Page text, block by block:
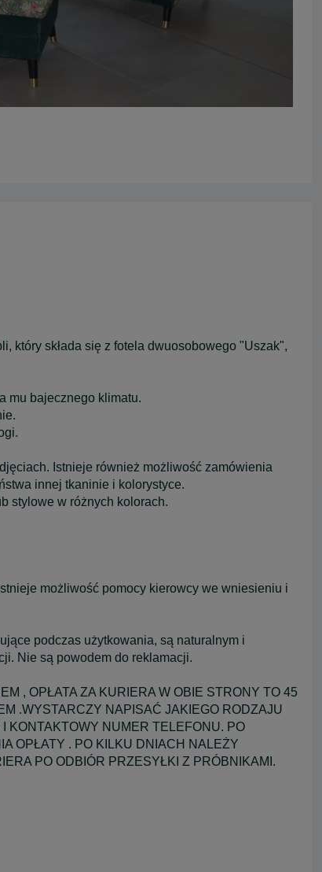
który składa się z fotela dwuosobowego "Uszak",
mu bajecznego klimatu.
Istnieje również możliwość zamówienia
innej tkaninie i kolorystyce.
stylowe w różnych kolorach.
możliwość pomocy kierowcy we wniesieniu i
podczas użytkowania, są naturalnym i
Nie są powodem do reklamacji.
, OPŁATA ZA KURIERA W OBIE STRONY TO 45
.WYSTARCZY NAPISAĆ JAKIEGO RODZAJU
KONTAKTOWY NUMER TELEFONU. PO
OPŁATY . PO KILKU DNIACH NALEŻY
PO ODBIÓR PRZESYŁKI Z PRÓBNIKAMI.